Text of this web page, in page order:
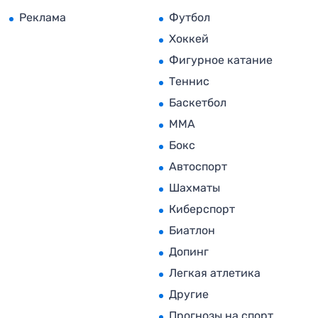
Реклама
Футбол
Хоккей
Фигурное катание
Теннис
Баскетбол
MMA
Бокс
Автоспорт
Шахматы
Киберспорт
Биатлон
Допинг
Легкая атлетика
Другие